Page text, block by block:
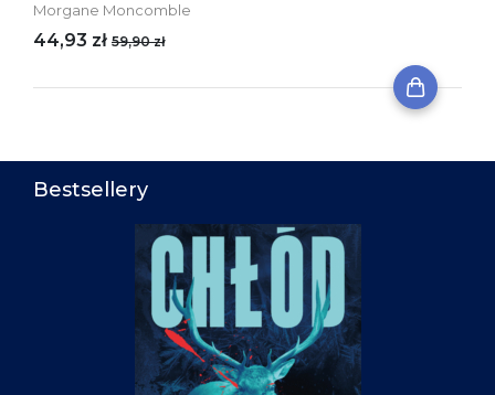
Morgane Moncomble
44,93 zł 59,90 zł
Bestsellery